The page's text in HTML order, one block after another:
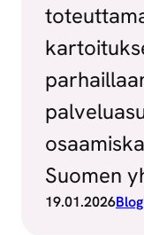
Suomen
19.01.2026